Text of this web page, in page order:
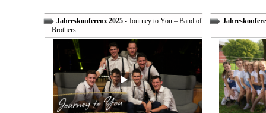
Jahreskonferenz 2025- Journey to You – Band of
Brothers